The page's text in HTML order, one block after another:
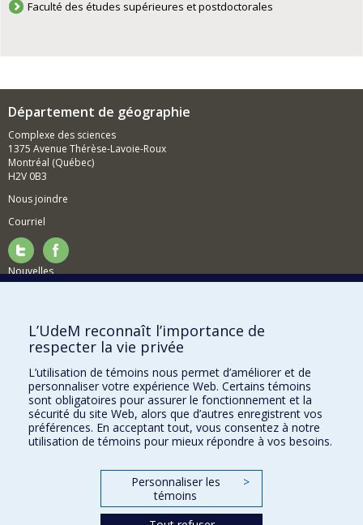
Faculté des études supérieures et postdoctorales
Département de géographie
Complexe des sciences
1375 Avenue Thérèse-Lavoie-Roux
Montréal (Québec)
H2V 0B3
Nous joindre
Courriel
Nouvelles
Comment soutenir le Département?
BESOIN D'AIDE?
Plan du site
Signaler une erreur
Accessibilité
FACULTÉ DES ARTS ET DES SCIENCES
Nos départements et écoles
L’UdeM reconnaît l’importance de
respecter la vie privée
L’utilisation de témoins nous permet d’améliorer et de
personnaliser votre expérience Web. Certains témoins
sont obligatoires pour assurer le fonctionnement et la
sécurité du site Web, alors que d’autres enregistrent vos
préférences. En acceptant tout, vous consentez à notre
utilisation de témoins pour mieux répondre à vos besoins.
Personnaliser les
témoins
>